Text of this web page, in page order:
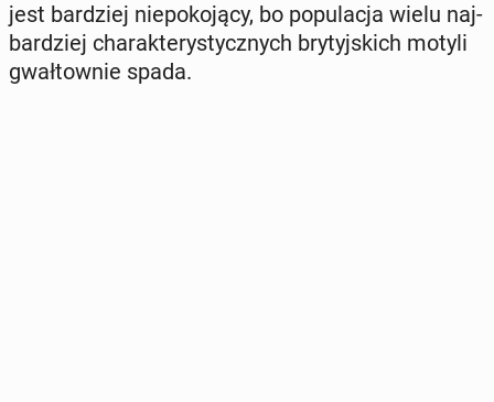
jest bar­dziej nie­po­ko­ją­cy, bo po­pu­la­cja wielu naj­
bar­dziej cha­rak­te­ry­stycz­nych bry­tyj­skich motyli
gwał­tow­nie spada.